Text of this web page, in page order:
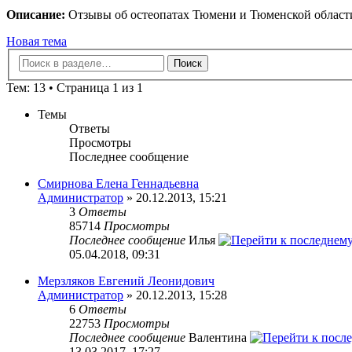
Описание: Отзывы об остеопатах Тюмени и Тюменской
Новая тема
Тем: 13 • Страница 1 из 1
Темы
Ответы
Просмотры
Последнее сообщение
Смирнова Елена Геннадьевна
Администратор » 20.12.2013, 15:21
3 Ответы
85714 Просмотры
Последнее сообщение Илья
05.04.2018, 09:31
Мерзляков Евгений Леонидович
Администратор » 20.12.2013, 15:28
6 Ответы
22753 Просмотры
Последнее сообщение Валентина